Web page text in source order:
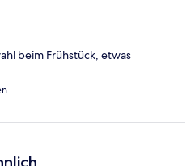
beim Frühstück, etwas